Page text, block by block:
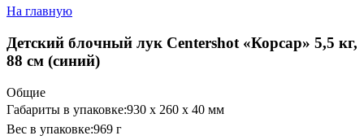
На главную
Детский блочный лук Centershot «Корсар» 5,5 кг,
88 см (синий)
Общие
Габариты в упаковке:930 x 260 x 40 мм
Вес в упаковке:969 г